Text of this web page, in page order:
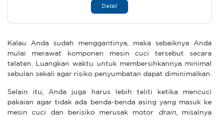
Detail
Kalau Anda sudah menggantinya, maka sebaiknya Anda
mulai merawat komponen mesin cuci tersebut secara
telaten. Luangkan waktu untuk membersihkannya minimal
sebulan sekali agar risiko penyumbatan dapat diminimalkan.
Selain itu, Anda juga harus lebih teliti ketika mencuci
pakaian agar tidak ada benda-benda asing yang masuk ke
mesin cuci dan berisiko merusak motor
drain, misalnya